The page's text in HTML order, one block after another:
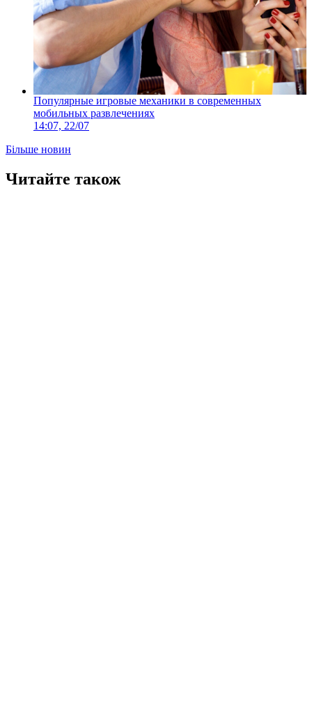
Популярные игровые механики в современных
мобильных развлечениях
14:07, 22/07
Більше новин
Читайте також